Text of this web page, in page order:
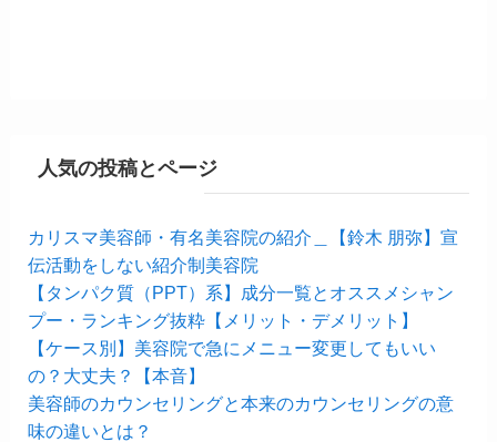
人気の投稿とページ
カリスマ美容師・有名美容院の紹介＿【鈴木 朋弥】宣
伝活動をしない紹介制美容院
【タンパク質（PPT）系】成分一覧とオススメシャン
プー・ランキング抜粋【メリット・デメリット】
【ケース別】美容院で急にメニュー変更してもいい
の？大丈夫？【本音】
美容師のカウンセリングと本来のカウンセリングの意
味の違いとは？